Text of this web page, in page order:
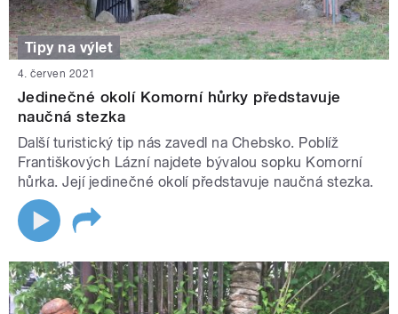
Tipy na výlet
4. červen 2021
Jedinečné okolí Komorní hůrky představuje
naučná stezka
Další turistický tip nás zavedl na Chebsko. Poblíž
Františkových Lázní najdete bývalou sopku Komorní
hůrka. Její jedinečné okolí představuje naučná stezka.